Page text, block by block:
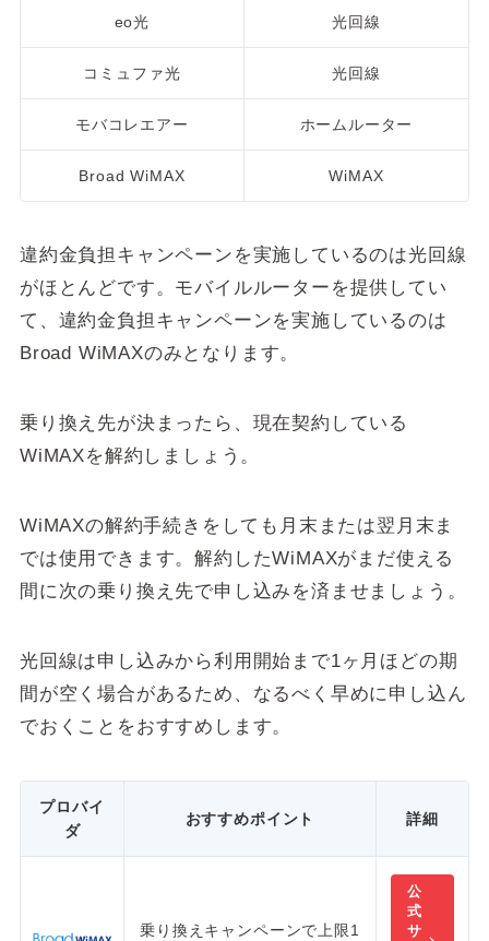
eo光 光回線
コミュファ光 光回線
モバコレエアー ホームルーター
Broad WiMAX WiMAX
違約金負担キャンペーンを実施しているのは光回線
がほとんどです。モバイルルーターを提供してい
て、違約金負担キャンペーンを実施しているのは
Broad WiMAXのみとなります。
乗り換え先が決まったら、現在契約している
WiMAXを解約しましょう。
WiMAXの解約手続きをしても月末または翌月末ま
では使用できます。解約したWiMAXがまだ使える
間に次の乗り換え先で申し込みを済ませましょう。
光回線は申し込みから利用開始まで1ヶ月ほどの期
間が空く場合があるため、なるべく早めに申し込ん
でおくことをおすすめします。
プロバイ
ダ
おすすめポイント 詳細
乗り換えキャンペーンで 上限1
公
式
サ